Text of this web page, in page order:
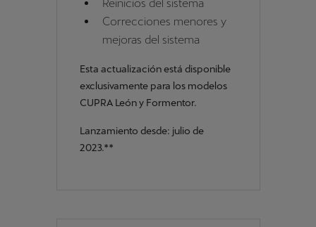
Reinicios del sistema
Correcciones menores y
mejoras del sistema
Esta actualización está disponible
exclusivamente para los modelos
CUPRA León y Formentor.
Lanzamiento desde: julio de
2023.**